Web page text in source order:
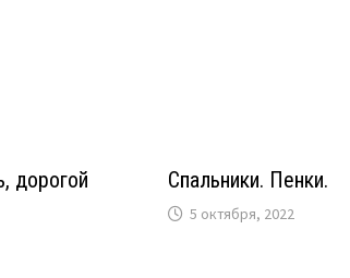
дорогой
Спальники. Пенки.
5 октября, 2022